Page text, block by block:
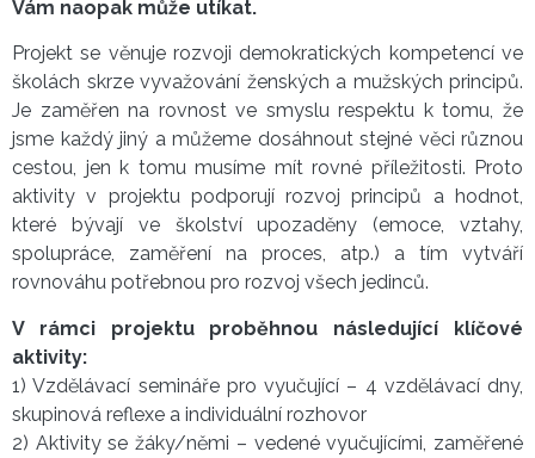
Vám naopak může utíkat.
Projekt se věnuje rozvoji demokratických kompetencí ve
školách skrze vyvažování ženských a mužských principů.
Je zaměřen na rovnost ve smyslu respektu k tomu, že
jsme každý jiný a můžeme dosáhnout stejné věci různou
cestou, jen k tomu musíme mít rovné příležitosti. Proto
aktivity v projektu podporují rozvoj principů a hodnot,
které bývají ve školství upozaděny (emoce, vztahy,
spolupráce, zaměření na proces, atp.) a tím vytváří
rovnováhu potřebnou pro rozvoj všech jedinců.
V rámci projektu proběhnou následující klíčové
aktivity:
1) Vzdělávací semináře pro vyučující – 4 vzdělávací dny,
skupinová reflexe a individuální rozhovor
2) Aktivity se žáky/němi – vedené vyučujícími, zaměřené